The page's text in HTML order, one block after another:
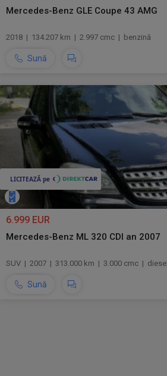
Mercedes-Benz GLE Coupe 43 AMG
2018 | 134.207 km | 2.997 cmc | benzină
Sună
6.999 EUR
Mercedes-Benz ML 320 CDI an 2007
SUV | 2007 | 313.000 km | 3.000 cmc | diesel
Sună